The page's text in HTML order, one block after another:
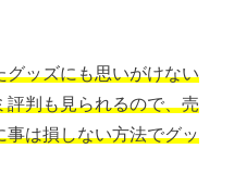
ッズにも思いがけない
評判も見られるので、売
事は損しない方法でグッ